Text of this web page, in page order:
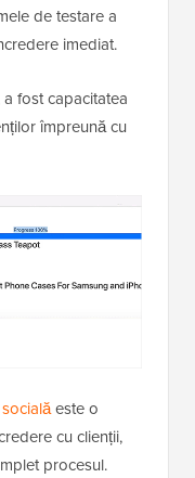
de testare a
imediat.
fost capacitatea
împreună cu
este o
cu clienții,
procesul.